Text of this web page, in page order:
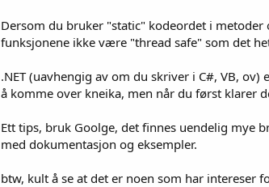
Dersom du bruker "static" kodeordet i
funksjonene ikke være "thread safe" som det
.NET (uavhengig av om du skriver i C#, VB,
å komme over kneika, men når du først klarer
Ett tips, bruk Goolge, det finnes uendelig mye
med dokumentasjon og eksempler.
btw, kult å se at det er noen som har intereser